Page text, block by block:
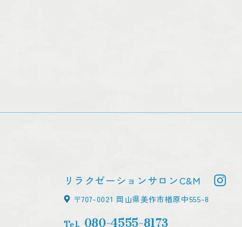
リラクゼーションサロンC&M
〒707-0021 岡山県美作市楢原中555-8
Tel. 080-4555-8173